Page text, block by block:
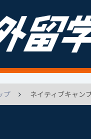
プ ネイティブキャン